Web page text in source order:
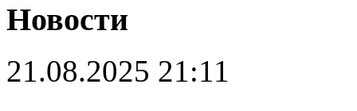
Новости
21.08.2025 21:11